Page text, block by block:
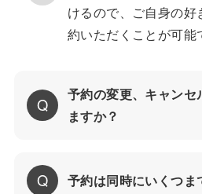
けるので、ご自身の
約いただくことが可能
予約の変更、キャンセ
ますか？
予約は同時にいくつま